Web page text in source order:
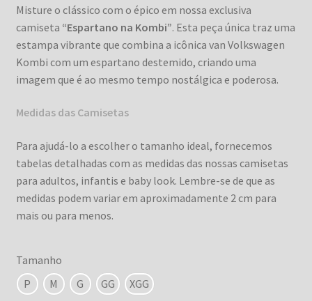
preço:
R$ 89,00
através
R$ 99,00
Misture o clássico com o épico em nossa exclusiva
camiseta “Espartano na Kombi”. Esta peça única traz uma
estampa vibrante que combina a icônica van Volkswagen
Kombi com um espartano destemido, criando uma
imagem que é ao mesmo tempo nostálgica e poderosa.
Medidas das Camisetas
Para ajudá-lo a escolher o tamanho ideal, fornecemos
tabelas detalhadas com as medidas das nossas camisetas
para adultos, infantis e baby look. Lembre-se de que as
medidas podem variar em aproximadamente 2 cm para
mais ou para menos.
Tamanho
P
M G GG XGG